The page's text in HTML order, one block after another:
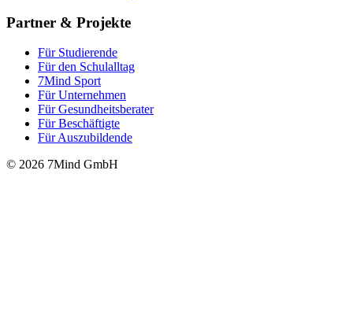
Partner & Projekte
Für Stu­die­rende
Für den Schulalltag
7Mind Sport
Für Unter­neh­men
Für Gesund­heits­be­ra­ter
Für Beschäftigte
Für Auszubildende
© 2026 7Mind GmbH